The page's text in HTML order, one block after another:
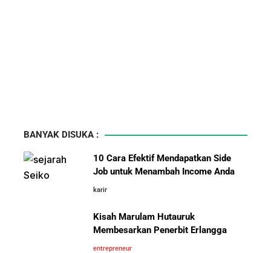
BANYAK DISUKA :
10 Cara Efektif Mendapatkan Side
Job untuk Menambah Income Anda
karir
Kisah Marulam Hutauruk
Membesarkan Penerbit Erlangga
entrepreneur